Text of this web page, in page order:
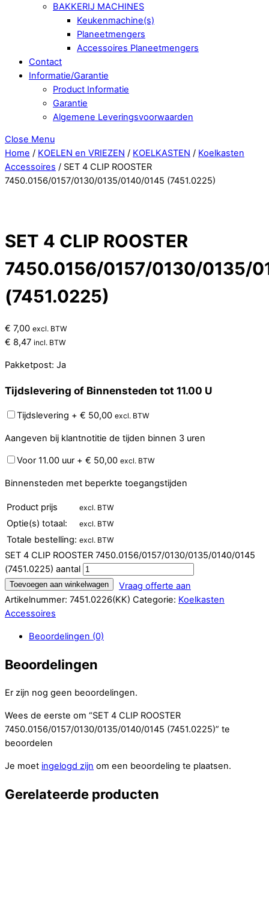
BAKKERIJ MACHINES
Keukenmachine(s)
Planeetmengers
Accessoires Planeetmengers
Contact
Informatie/Garantie
Product Informatie
Garantie
Algemene Leveringsvoorwaarden
Close Menu
Home / KOELEN en VRIEZEN / KOELKASTEN / Koelkasten
Accessoires / SET 4 CLIP ROOSTER
7450.0156/0157/0130/0135/0140/0145 (7451.0225)
SET 4 CLIP ROOSTER
7450.0156/0157/0130/0135/
(7451.0225)
€ 7,00 excl. BTW
€ 8,47 incl. BTW
Pakketpost: Ja
Tijdslevering of Binnensteden tot 11.00 U
Tijdslevering + € 50,00 excl. BTW
Aangeven bij klantnotitie de tijden binnen 3 uren
Voor 11.00 uur + € 50,00 excl. BTW
Binnensteden met beperkte toegangstijden
Product prijs excl. BTW
Optie(s) totaal: excl. BTW
Totale bestelling: excl. BTW
SET 4 CLIP ROOSTER 7450.0156/0157/0130/0135/0140/0145
(7451.0225) aantal
Toevoegen aan winkelwagen
Vraag offerte aan
Artikelnummer: 7451.0226(KK) Categorie: Koelkasten
Accessoires
Beoordelingen (0)
Beoordelingen
Er zijn nog geen beoordelingen.
Wees de eerste om “SET 4 CLIP ROOSTER
7450.0156/0157/0130/0135/0140/0145 (7451.0225)” te
beoordelen
Je moet ingelogd zijn om een beoordeling te plaatsen.
Gerelateerde producten